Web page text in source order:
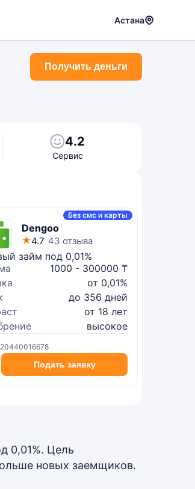
Астана
Получить деньги
4.2
Сервис
Без смс и карты
Dengoo
4.7 43 отзыва
займ под 0,01%
1000 - 300000 ₸
от 0,01%
до 356 дней
от 18 лет
высокое
Подать заявку
0,01%. Цель
новых заемщиков.